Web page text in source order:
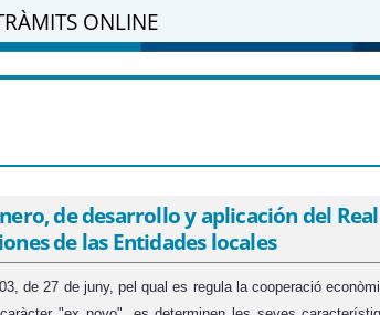
ONLINE
de enero, de desarrollo y
del Estado a las inversiones
de desarrollo y aplicación del
de las Entidades locales
de 27 de juny, pel qual es regula la cooperació